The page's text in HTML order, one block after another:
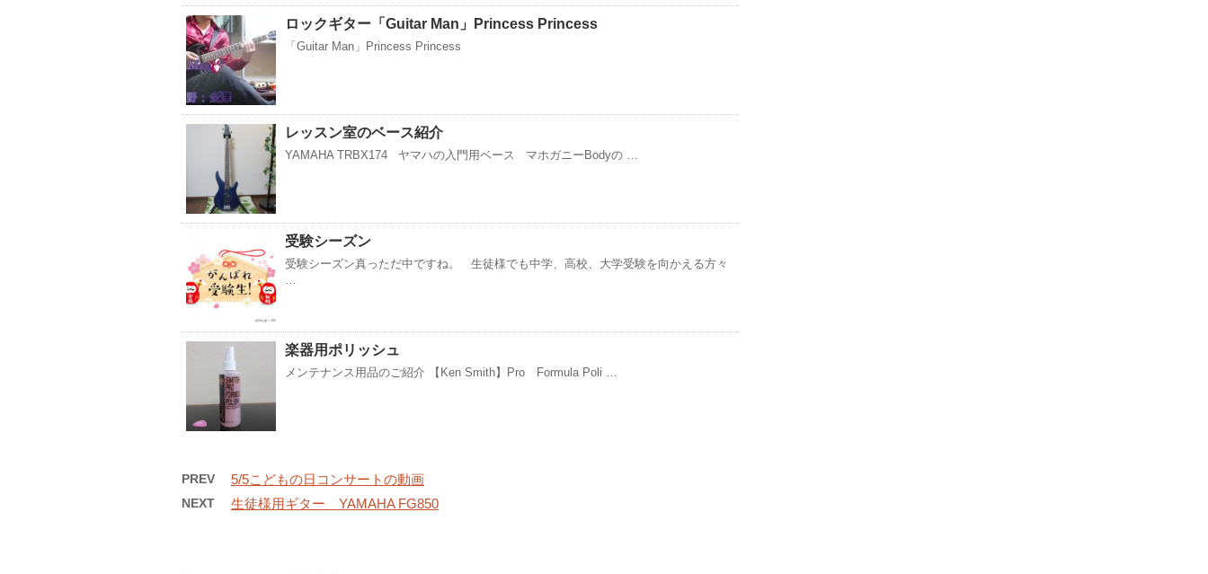
ロックギター「Guitar Man」Princess Princess
「Guitar Man」Princess Princess
レッスン室のベース紹介
YAMAHA TRBX174 ヤマハの入門用ベース マホガニーBodyの …
受験シーズン
受験シーズン真っただ中ですね。 生徒様でも中学、高校、大学受験を向かえる方々
…
楽器用ポリッシュ
メンテナンス用品のご紹介 【Ken Smith】Pro Formula Poli …
PREV 5/5こどもの日コンサートの動画
NEXT 生徒様用ギター YAMAHA FG850